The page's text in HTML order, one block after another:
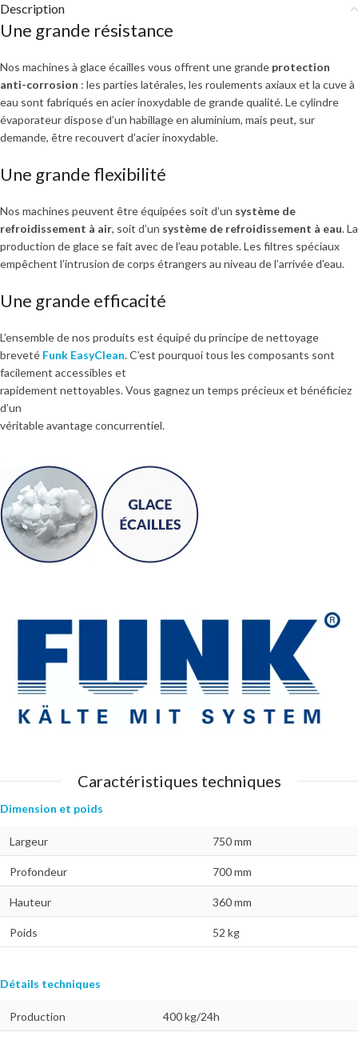
Description
Une grande résistance
Nos machines à glace écailles vous offrent une grande protection
anti-corrosion : les parties latérales, les roulements axiaux et la cuve à
eau sont fabriqués en acier inoxydable de grande qualité. Le cylindre
évaporateur dispose d’un habillage en aluminium, mais peut, sur
demande, être recouvert d’acier inoxydable.
Une grande flexibilité
Nos machines peuvent être équipées soit d’un système de
refroidissement à air, soit d’un système de refroidissement à eau. La
production de glace se fait avec de l’eau potable. Les filtres spéciaux
empêchent l’intrusion de corps étrangers au niveau de l’arrivée d’eau.
Une grande efficacité
L’ensemble de nos produits est équipé du principe de nettoyage
breveté Funk EasyClean. C’est pourquoi tous les composants sont
facilement accessibles et
rapidement nettoyables. Vous gagnez un temps précieux et bénéficiez
d’un
véritable avantage concurrentiel.
Caractéristiques techniques
Dimension et poids
Largeur 750 mm
Profondeur 700 mm
Hauteur 360 mm
Poids 52 kg
Détails techniques
Production 400 kg/24h